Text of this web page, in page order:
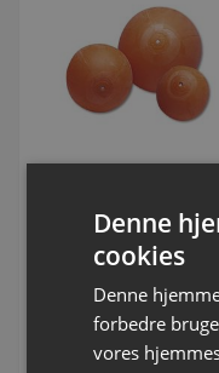
Slowmotion bolden
Varenummer: S1764
DKK 22,50
inkl. moms
Denne
cookies
Denne
forbedre
vores